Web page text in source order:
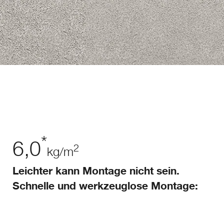
6,0*kg/m2
Leichter kann Montage nicht sein.
Schnelle und werkzeuglose Montage: